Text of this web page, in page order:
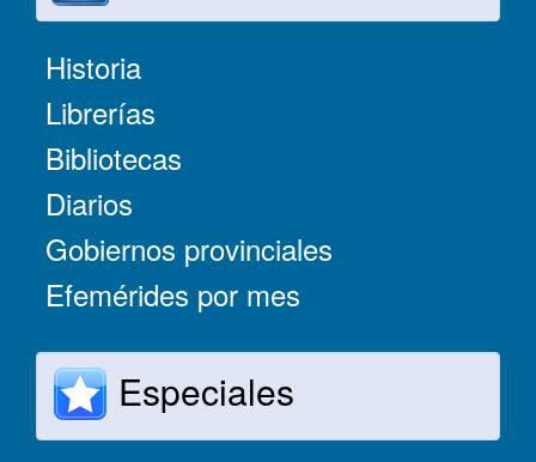
Historia
Librerías
Bibliotecas
Diarios
Gobiernos provinciales
Efemérides por mes
Especiales